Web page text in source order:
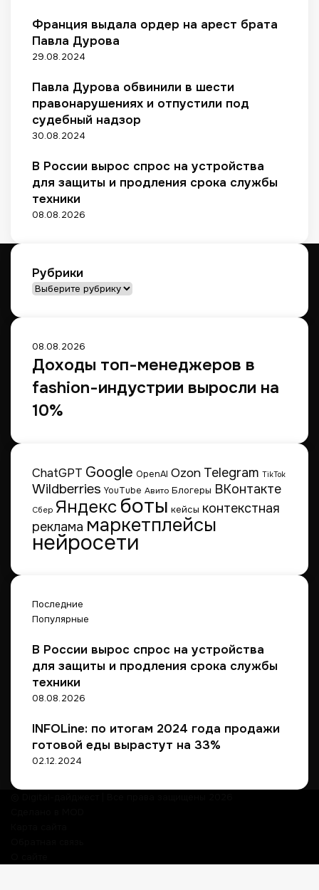
а
с
ч
т
а
т
а
о
н
н
т
о
о
т
и
м
т
а
н
а
2
1
%
х
в
о
м
н
о
т
е
й
Франция выдала ордер на арест брата
Павла Дурова
29.08.2024
Павла Дурова обвинили в шести
правонарушениях и отпустили под
судебный надзор
30.08.2024
В России вырос спрос на устройства
для защиты и продления срока службы
техники
08.08.2026
Рубрики
Рубрики
08.08.2026
Доходы топ-менеджеров в
fashion-индустрии выросли на
10%
ChatGPT Google OpenAI Ozon Telegram TikTok
Wildberries YouTube Авито Блогеры ВКонтакте
Сбер Яндексботы кейсы контекстная
реклама маркетплейсы
нейросети
Последние
Популярные
В России вырос спрос на устройства
для защиты и продления срока службы
техники
08.08.2026
INFOLine: по итогам 2024 года продажи
готовой еды вырастут на 33%
02.12.2024